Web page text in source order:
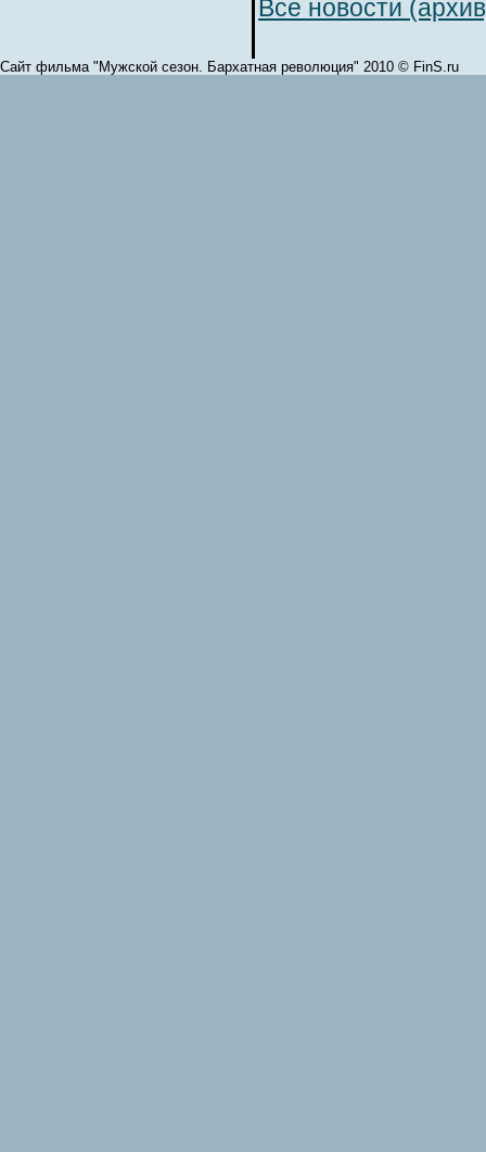
Все новости
Сайт фильма "Мужской сезон. Бархатная революция" 2010 © FinS.ru